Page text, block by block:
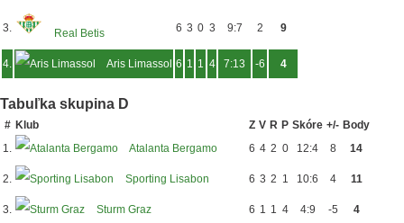
3. Real Betis 6 3 0 3 9:7 2 9
4. Aris Limassol 6 1 1 4 7:13 -6 4
Tabuľka skupina D
# Klub Z V R P Skóre +/- Body
1.
Atalanta Bergamo 6 4 2 0 12:4 8 14
2. Sporting Lisabon 6 3 2 1 10:6 4 11
3. Sturm Graz 6 1 1 4 4:9 -5 4